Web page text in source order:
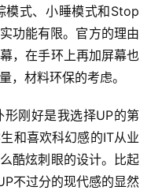
模式、小睡模式和Stop
功能有限。官方的理由
，在手环上再加屏幕也
，材料环保的考虑。
刚好是我选择UP的第
和喜欢科幻感的IT从业
酷炫刺眼的设计。比起
不过分的现代感的显然